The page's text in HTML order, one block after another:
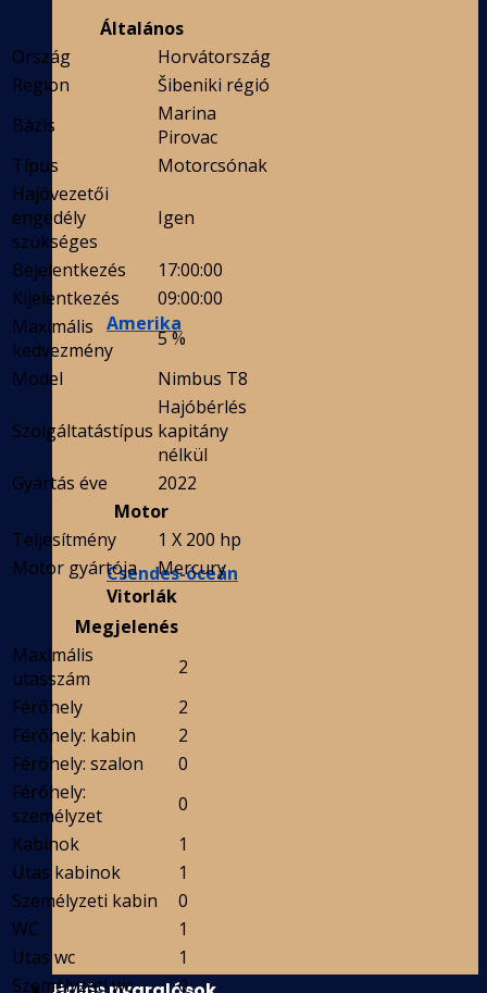
Amerika
Csendes-óceán
Általános
Ország
Horvátország
Region
Šibeniki régió
Bázis
Marina
Pirovac
Típus
Motorcsónak
Hajóvezetői
engedély
szükséges
Igen
Bejelentkezés
17:00:00
Kijelentkezés
09:00:00
Maximális
kedvezmény
5 %
Model
Nimbus T8
Szolgáltatástípus
Hajóbérlés
kapitány
nélkül
Gyártás éve
2022
Motor
Teljesítmény
1 X 200 hp
Motor gyártója
Mercury
Vitorlák
Megjelenés
Maximális
utasszám
2
Férőhely
2
Férőhely: kabin
2
Férőhely: szalon
0
Férőhely:
személyzet
0
Kabinok
1
Utas kabinok
1
Személyzeti kabin
0
WC
1
Utas wc
1
Személyzeti wc
0